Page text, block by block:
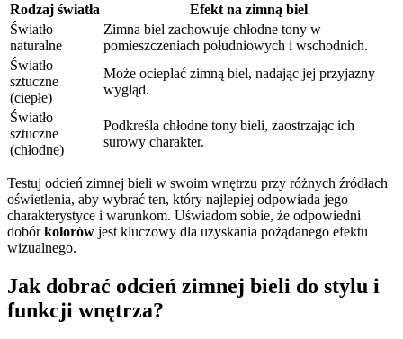
Rodzaj światła
Efekt na zimną biel
Światło
naturalne
Zimna biel zachowuje chłodne tony w
pomieszczeniach południowych i wschodnich.
Światło
sztuczne
(ciepłe)
Może ocieplać zimną biel, nadając jej przyjazny
wygląd.
Światło
sztuczne
(chłodne)
Podkreśla chłodne tony bieli, zaostrzając ich
surowy charakter.
Testuj odcień zimnej bieli w swoim wnętrzu przy różnych źródłach
oświetlenia, aby wybrać ten, który najlepiej odpowiada jego
charakterystyce i warunkom. Uświadom sobie, że odpowiedni
dobórkolorów jest kluczowy dla uzyskania pożądanego efektu
wizualnego.
Jak dobrać odcień zimnej bieli do stylu i
funkcji wnętrza?